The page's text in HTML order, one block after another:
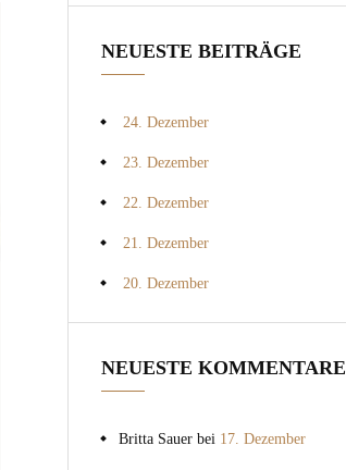
NEUESTE BEITRÄGE
24. Dezember
23. Dezember
22. Dezember
21. Dezember
20. Dezember
NEUESTE KOMMENTARE
Britta Sauer bei 17. Dezember